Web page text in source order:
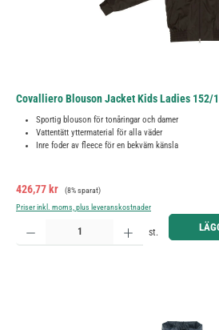
Covalliero Blouson Jacket Kids Ladies 152/
Sportig blouson för tonåringar och damer
Vattentätt yttermaterial för alla väder
Inre foder av fleece för en bekväm känsla
Försäljningspris:
426,77 kr Ordinarie pris:
(8% sparat)
Priser inkl. moms, plus leveranskostnader
Produktkvantitet: Ange önskat belopp eller använd
st.